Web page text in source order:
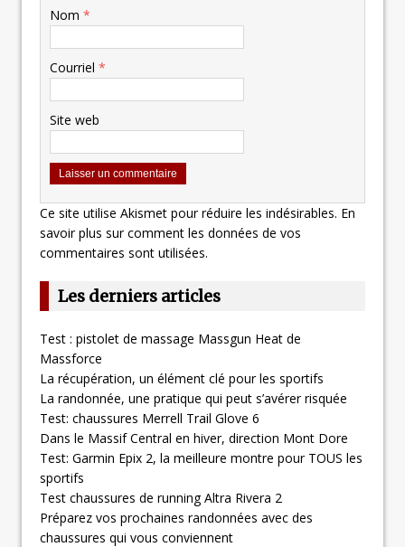
Nom *
Courriel *
Site web
Ce site utilise Akismet pour réduire les indésirables. En
savoir plus sur comment les données de vos
commentaires sont utilisées.
Les derniers articles
Test : pistolet de massage Massgun Heat de
Massforce
La récupération, un élément clé pour les sportifs
La randonnée, une pratique qui peut s’avérer risquée
Test: chaussures Merrell Trail Glove 6
Dans le Massif Central en hiver, direction Mont Dore
Test: Garmin Epix 2, la meilleure montre pour TOUS les
sportifs
Test chaussures de running Altra Rivera 2
Préparez vos prochaines randonnées avec des
chaussures qui vous conviennent